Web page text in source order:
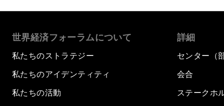
世界経済フォーラムについて
私たちのストラテジー
私たちのアイデンティティ
私たちの活動
詳細
センター（
会合
ステークホ